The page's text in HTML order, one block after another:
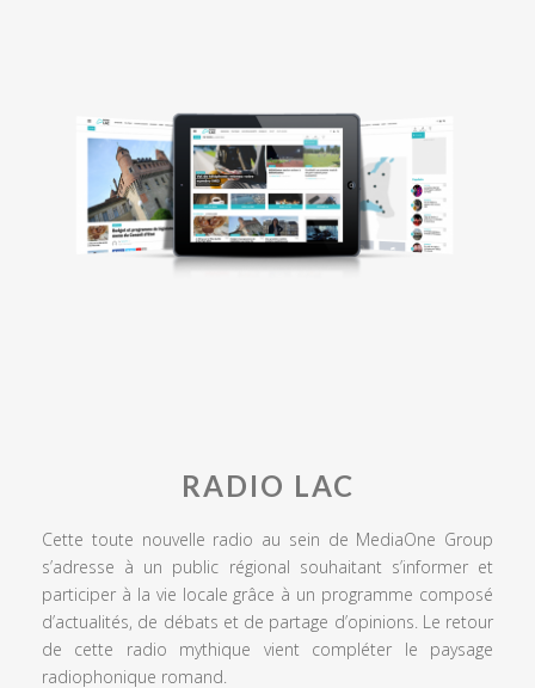
RADIO LAC
Cette toute nouvelle radio au sein de MediaOne Group
s’adresse à un public régional souhaitant s’informer et
participer à la vie locale grâce à un programme composé
d’actualités, de débats et de partage d’opinions. Le retour
de cette radio mythique vient compléter le paysage
radiophonique romand.